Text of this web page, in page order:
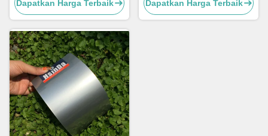
Dapatkan Harga Terbaik
gloss finish dan ketahanan
korosi kekuatan tinggi
Dapatkan Harga Terbaik